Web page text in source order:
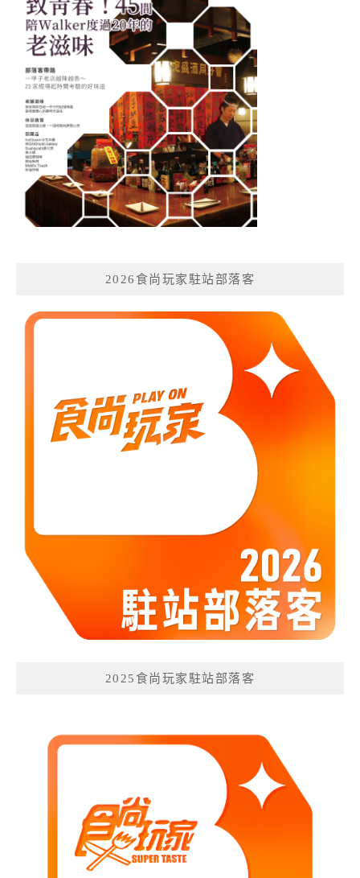
2026食尚玩家駐站部落客
2025食尚玩家駐站部落客